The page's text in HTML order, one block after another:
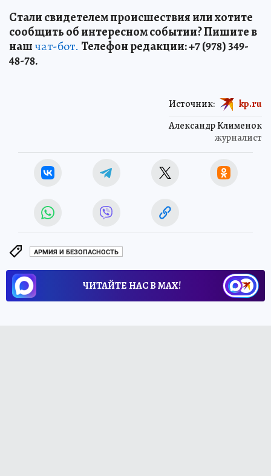
Стали свидетелем происшествия или хотите
сообщить об интересном событии? Пишите в
нашчат-бот. Телефон редакции: +7 (978) 349-
48-78.
Александр Клименок
журналист
Источник: kp.ru
АРМИЯ И БЕЗОПАСНОСТЬ
ЧИТАЙТЕ НАС В МАХ!